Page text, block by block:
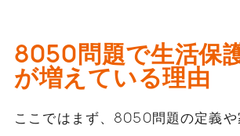
8050問題で生活保
が増えている理由
ここではまず、8050問題の定義や